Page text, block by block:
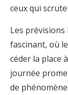
ceux qui
Les
fascinant, où
céder la place
journée
de